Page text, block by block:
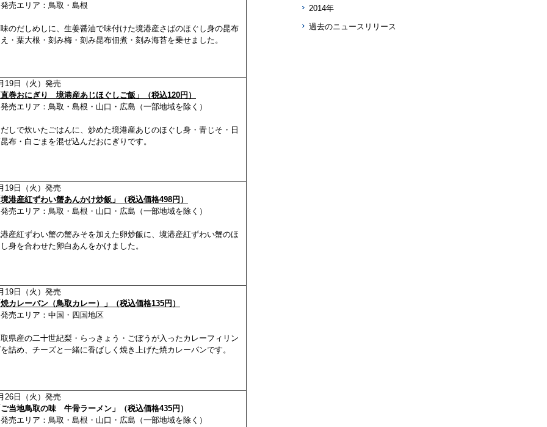
売エリア：鳥取・島根
のだしめしに、生姜醤油で味付けた境港産さばのほぐし身の昆布
・葉大根・刻み梅・刻み昆布佃煮・刻み海苔を乗せました。
19日（火）発売
巻おにぎり 境港産あじほぐしご飯」（税込120円）
売エリア：鳥取・島根・山口・広島（一部地域を除く）
しで炊いたごはんに、炒めた境港産あじのほぐし身・青じそ・日
布・白ごまを混ぜ込んだおにぎりです。
19日（火）発売
港産紅ずわい蟹あんかけ炒飯」（税込価格498円）
売エリア：鳥取・島根・山口・広島（一部地域を除く）
産紅ずわい蟹の蟹みそを加えた卵炒飯に、境港産紅ずわい蟹のほ
身を合わせた卵白あんをかけました。
19日（火）発売
カレーパン（鳥取カレー）」（税込価格135円）
売エリア：中国・四国地区
県産の二十世紀梨・らっきょう・ごぼうが入ったカレーフィリン
詰め、チーズと一緒に香ばしく焼き上げた焼カレーパンです。
26日（火）発売
当地鳥取の味 牛骨ラーメン」（税込価格435円）
売エリア：鳥取・島根・山口・広島（一部地域を除く）
2014年
過去のニュースリリース